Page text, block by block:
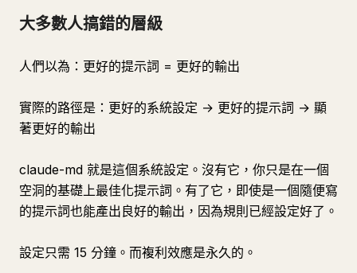
大多數人搞錯的層級
人們以為：更好的提示詞 = 更好的輸出
實際的路徑是：更好的系統設定 → 更好的提示詞 → 顯
著更好的輸出
claude-md 就是這個系統設定。沒有它，你只是在一個
空洞的基礎上最佳化提示詞。有了它，即使是一個隨便寫
的提示詞也能產出良好的輸出，因為規則已經設定好了。
設定只需 15 分鐘。而複利效應是永久的。